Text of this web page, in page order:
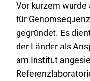
r
n
e
r
L
i
Vor kurzem wurde
für
gegründet. Es
der Länder als
am Institut